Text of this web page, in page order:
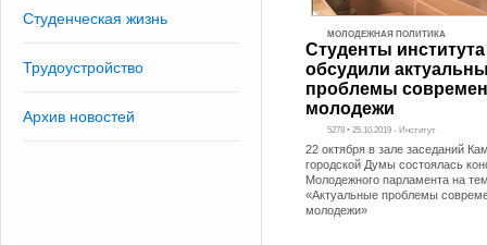
Студенческая жизнь
Трудоустройство
Архив новостей
МОЛОДЕЖНАЯ ПОЛИТИКА
Студенты института
обсудили
проблемы
молодежи
5278 • 25.10.2019 - Институт
22 октября в зале заседаний
городской Думы состоялась
Молодежного парламента на
«Актуальные проблемы
молодежи»